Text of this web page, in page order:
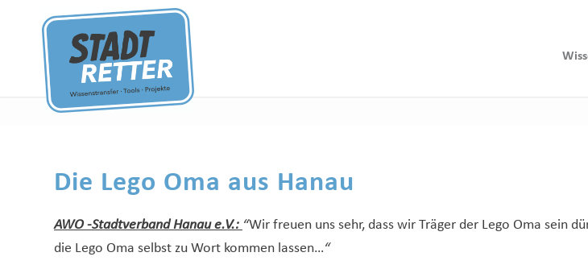
Die Lego Oma aus Hanau
AWO -Stadtverband Hanau e.V.: “Wir freuen uns sehr, dass wir Träger der Lego Oma sein
die Lego Oma selbst zu Wort kommen lassen…“